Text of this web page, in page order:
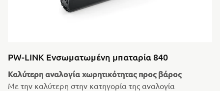
PW-LINK Ενσωματωμένη μπαταρία 840
Καλύτερη αναλογία χωρητικότητας προς βάρος
Με την καλύτερη στην κατηγορία της αναλογία